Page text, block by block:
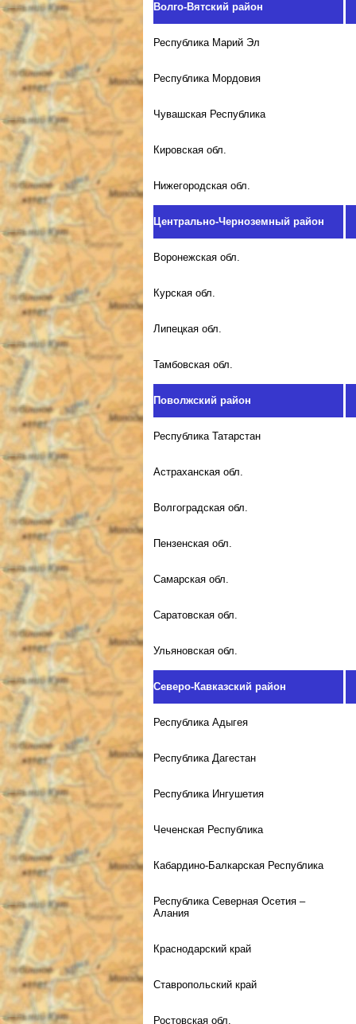
Волго-Вятский район
Республика Марий Эл
Республика Мордовия
Чувашская Республика
Кировская обл.
Нижегородская обл.
Центрально-Черноземный район
Воронежская обл.
Курская обл.
Липецкая обл.
Тамбовская обл.
Поволжский район
Республика Татарстан
Астраханская обл.
Волгоградская обл.
Пензенская обл.
Самарская обл.
Саратовская обл.
Ульяновская обл.
Северо-Кавказский район
Республика Адыгея
Республика Дагестан
Республика Ингушетия
Чеченская Республика
Кабардино-Балкарская Республика
Республика Северная Осетия –
Алания
Краснодарский край
Ставропольский край
Ростовская обл.